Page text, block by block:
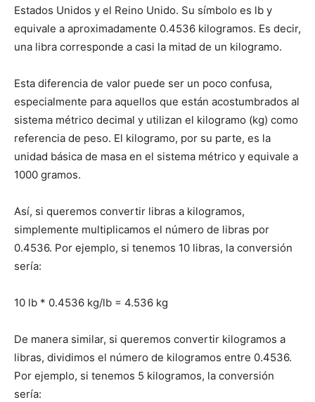
Estados Unidos y el Reino Unido. Su símbolo es lb y
equivale a aproximadamente 0.4536 kilogramos. Es decir,
una libra corresponde a casi la mitad de un kilogramo.
Esta diferencia de valor puede ser un poco confusa,
especialmente para aquellos que están acostumbrados al
sistema métrico decimal y utilizan el kilogramo (kg) como
referencia de peso. El kilogramo, por su parte, es la
unidad básica de masa en el sistema métrico y equivale a
1000 gramos.
Así, si queremos convertir libras a kilogramos,
simplemente multiplicamos el número de libras por
0.4536. Por ejemplo, si tenemos 10 libras, la conversión
sería:
10 lb * 0.4536 kg/lb = 4.536 kg
De manera similar, si queremos convertir kilogramos a
libras, dividimos el número de kilogramos entre 0.4536.
Por ejemplo, si tenemos 5 kilogramos, la conversión
sería: